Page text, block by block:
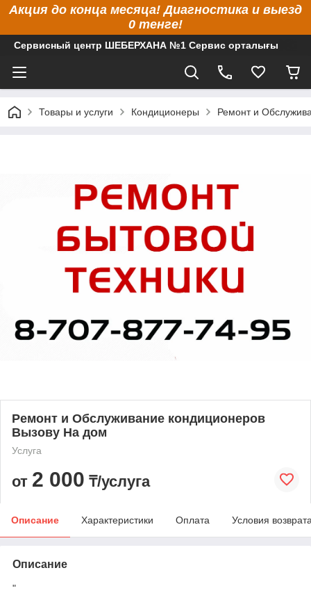
Акция до конца месяца! Диагностика и выезд
0 тенге!
Сервисный центр ШЕБЕРХАНА №1 Сервис орталығы
Товары и услуги Кондиционеры Ремонт и
Ремонт и Обслуживание кондиционеров
Вызову На дом
Услуга
от 2 000 ₸/услуга
Описание Характеристики Оплата Условия
Описание
"